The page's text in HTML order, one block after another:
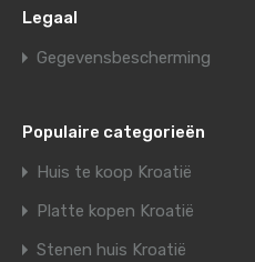
Legaal
Gegevensbescherming
Populaire categorieën
Huis te koop Kroatië
Platte kopen Kroatië
Stenen huis Kroatië